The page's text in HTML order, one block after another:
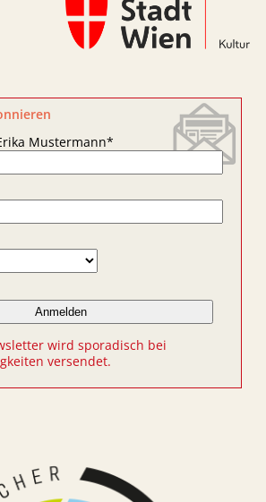
Mustermann*
wird sporadisch bei
versendet.